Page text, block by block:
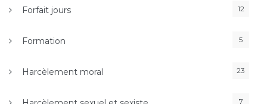
Forfait jours 12
Formation 5
Harcèlement moral 23
7